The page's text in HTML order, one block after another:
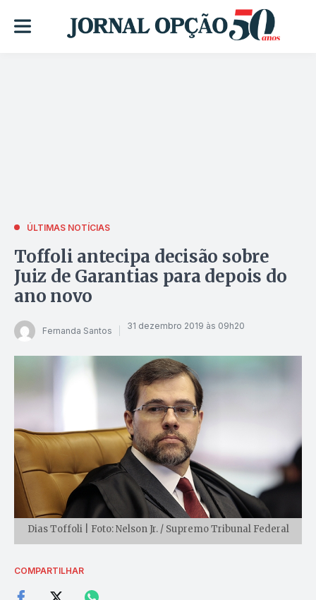
ÚLTIMAS NOTÍCIAS
Toffoli antecipa decisão sobre
Juiz de Garantias para depois do
ano novo
Fernanda Santos 31 dezembro 2019 às 09h20
Dias Toffoli | Foto: Nelson Jr. / Supremo Tribunal Federal
COMPARTILHAR